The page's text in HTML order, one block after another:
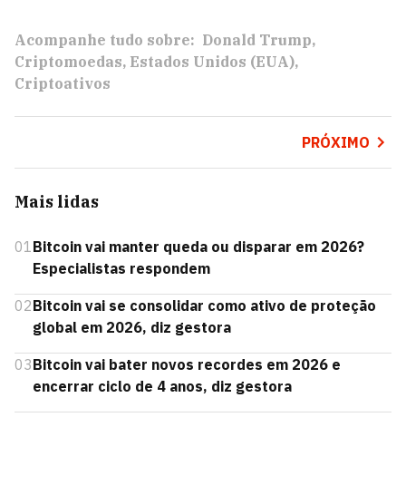
Acompanhe tudo sobre: Donald Trump
Criptomoedas Estados Unidos (EUA)
Criptoativos
PRÓXIMO
Mais lidas
01Bitcoin vai manter queda ou disparar em 2026?
Especialistas respondem
02Bitcoin vai se consolidar como ativo de proteção
global em 2026, diz gestora
03Bitcoin vai bater novos recordes em 2026 e
encerrar ciclo de 4 anos, diz gestora